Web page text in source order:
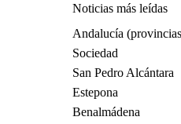
Noticias más leídas
Andalucía
Sociedad
San Pedro Alcántara
Estepona
Benalmádena